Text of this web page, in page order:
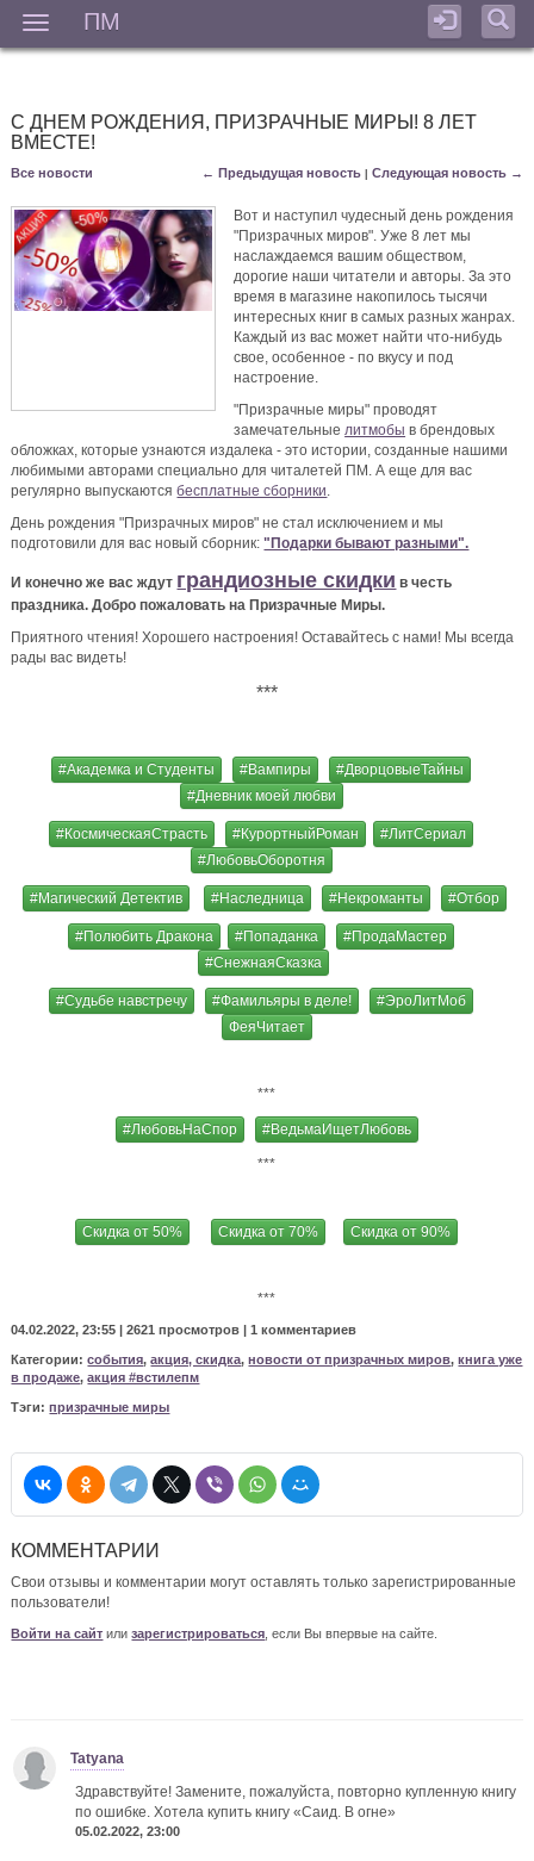
ПМ
С ДНЕМ РОЖДЕНИЯ, ПРИЗРАЧНЫЕ МИРЫ! 8 ЛЕТ
ВМЕСТЕ!
← Предыдущая новость| Следующая новость →
Все новости
Вот и наступил чудесный день рождения
"Призрачных миров". Уже 8 лет мы
наслаждаемся вашим обществом,
дорогие наши читатели и авторы. За это
время в магазине накопилось тысячи
интересных книг в самых разных жанрах.
Каждый из вас может найти что-нибудь
свое, особенное - по вкусу и под
настроение.
"Призрачные миры" проводят
замечательныелитмобы в брендовых
обложках, которые узнаются издалека - это истории, созданные нашими
любимыми авторами специально для читалетей ПМ. А еще для вас
регулярно выпускаютсябесплатные сборники.
День рождения "Призрачных миров" не стал исключением и мы
подготовили для вас новый сборник:"Подарки бывают разными".
И конечно же вас ждут грандиозные скидки в честь
праздника. Добро пожаловать на Призрачные Миры.
Приятного чтения! Хорошего настроения! Оставайтесь с нами! Мы всегда
рады вас видеть!
***
#Академка и Студенты #Вампиры
#ДворцовыеТайны
#Дневник моей любви
#КосмическаяСтрасть #КурортныйРоман
#ЛитСериал
#ЛюбовьОборотня
#Магический Детектив #Наследница #Некроманты #Отбор
#Полюбить Дракона #Попаданка
#ПродаМастер
#СнежнаяСказка
#Судьбе навстречу #Фамильяры в деле!
#ЭроЛитМоб
ФеяЧитает
***
#ЛюбовьНаСпор #ВедьмаИщетЛюбовь
***
Скидка от 50% Скидка от 70% Скидка от 90%
***
04.02.2022, 23:55 |2621 просмотров |1 комментариев
Категории:события,акция, скидка,новости от призрачных миров,книга уже
в продаже,акция #встилепм
Тэги:призрачные миры
КОММЕНТАРИИ
Свои отзывы и комментарии могут оставлять только зарегистрированные
пользователи!
Войти на сайт илизарегистрироваться , если Вы впервые на сайте.
Tatyana
Здравствуйте! Замените, пожалуйста, повторно купленную книгу
по ошибке. Хотела купить книгу «Саид. В огне»
05.02.2022, 23:00